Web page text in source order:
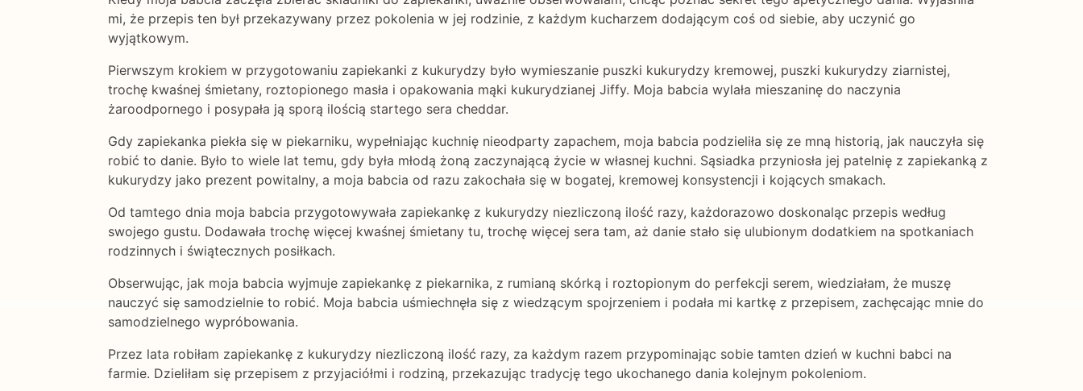
mi, że przepis ten był przekazywany przez pokolenia w jej rodzinie, z każdym kucharzem dodającym coś od siebie, aby uczynić go
wyjątkowym.
Pierwszym krokiem w przygotowaniu zapiekanki z kukurydzy było wymieszanie puszki kukurydzy kremowej, puszki kukurydzy ziarnistej,
trochę kwaśnej śmietany, roztopionego masła i opakowania mąki kukurydzianej Jiffy. Moja babcia wylała mieszaninę do naczynia
żaroodpornego i posypała ją sporą ilością startego sera cheddar.
Gdy zapiekanka piekła się w piekarniku, wypełniając kuchnię nieodparty zapachem, moja babcia podzieliła się ze mną historią, jak nauczyła się
robić to danie. Było to wiele lat temu, gdy była młodą żoną zaczynającą życie w własnej kuchni. Sąsiadka przyniosła jej patelnię z zapiekanką z
kukurydzy jako prezent powitalny, a moja babcia od razu zakochała się w bogatej, kremowej konsystencji i kojących smakach.
Od tamtego dnia moja babcia przygotowywała zapiekankę z kukurydzy niezliczoną ilość razy, każdorazowo doskonaląc przepis według
swojego gustu. Dodawała trochę więcej kwaśnej śmietany tu, trochę więcej sera tam, aż danie stało się ulubionym dodatkiem na spotkaniach
rodzinnych i świątecznych posiłkach.
Obserwując, jak moja babcia wyjmuje zapiekankę z piekarnika, z rumianą skórką i roztopionym do perfekcji serem, wiedziałam, że muszę
nauczyć się samodzielnie to robić. Moja babcia uśmiechnęła się z wiedzącym spojrzeniem i podała mi kartkę z przepisem, zachęcając mnie do
samodzielnego wypróbowania.
Przez lata robiłam zapiekankę z kukurydzy niezliczoną ilość razy, za każdym razem przypominając sobie tamten dzień w kuchni babci na
farmie. Dzieliłam się przepisem z przyjaciółmi i rodziną, przekazując tradycję tego ukochanego dania kolejnym pokoleniom.